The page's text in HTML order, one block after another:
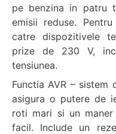
pe benzina in patru
emisii reduse.
catre dispozitivele
prize de 230 V,
tensiunea.
Functia AVR –
asigura o putere de
roti mari si un
facil. Include un